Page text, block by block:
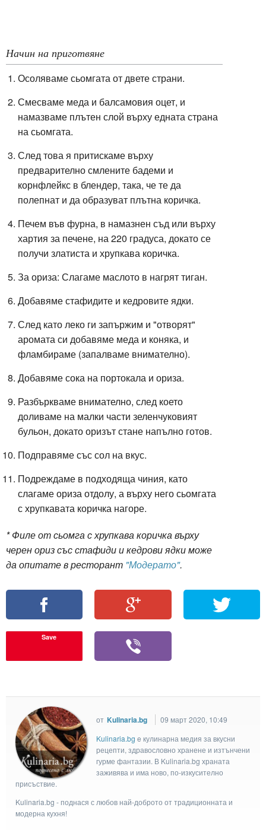
Начин на приготвяне
Осоляваме сьомгата от двете страни.
Смесваме меда и балсамовия оцет, и
намазваме плътен слой върху едната страна
на сьомгата.
След това я притискаме върху
предварително смлените бадеми и
корнфлейкс в блендер, така, че те да
полепнат и да образуват плътна коричка.
Печем във фурна, в намазнен съд или върху
хартия за печене, на 220 градуса, докато се
получи златиста и хрупкава коричка.
За ориза: Слагаме маслото в нагрят тиган.
Добавяме стафидите и кедровите ядки.
След като леко ги запържим и "отворят"
аромата си добавяме меда и коняка, и
фламбираме (запалваме внимателно).
Добавяме сока на портокала и ориза.
Разбъркваме внимателно, след което
доливаме на малки части зеленчуковият
бульон, докато оризът стане напълно готов.
Подправяме със сол на вкус.
Подреждаме в подходяща чиния, като
слагаме ориза отдолу, а върху него сьомгата
с хрупкавата коричка нагоре.
* Филе от сьомга с хрупкава коричка върху
черен ориз със стафиди и кедрови ядки може
да опитате в ресторант "Модерато".
Save
от Kulinaria.bg
09 март 2020, 10:49
Kulinaria.bg e кулинарна медия за вкусни
рецепти, здравословно хранене и изтънчени
гурме фантазии. В Kulinaria.bg храната
заживява и има ново, по-изкусително
присъствие.
Kulinaria.bg - поднася с любов най-доброто от традиционната и
модерна кухня!